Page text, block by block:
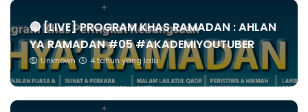
🔴 [LIVE] PROGRAM KHAS RAMADAN : AHLAN
YA RAMADAN #05 #AKADEMIYOUTUBER
Unknown 4 tahun yang lalu